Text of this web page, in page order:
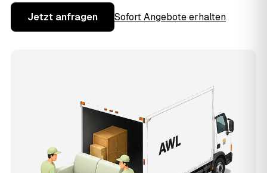
Jetzt anfragen Sofort Angebote erhalten